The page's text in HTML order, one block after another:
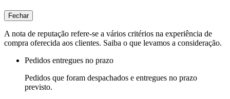
Fechar
A nota de reputação refere-se a vários critérios na experiência de
compra oferecida aos clientes. Saiba o que levamos a consideração.
Pedidos entregues no prazo
Pedidos que foram despachados e entregues no prazo
previsto.